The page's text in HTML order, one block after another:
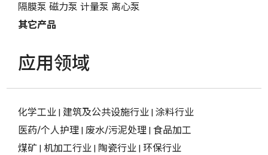
隔膜泵 磁力泵 计量泵 离心泵
其它产品
应用领域
化学工业| 建筑及公共设施行业| 涂料行业
医药/个人护理| 废水/污泥处理| 食品加工
煤矿| 机加工行业| 陶瓷行业| 环保行业